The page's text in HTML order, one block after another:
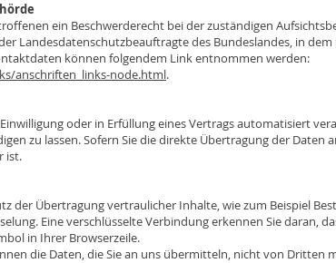
ein Beschwerderecht bei der zuständigen
Landesdatenschutzbeauftragte des Bundeslandes, in
können folgendem Link entnommen werden:
anschriften_links-node.html.
oder in Erfüllung eines Vertrags automatisiert
zu lassen. Sofern Sie die direkte Übertragung der Daten
ist.
der Übertragung vertraulicher Inhalte, wie zum Beispiel
Eine verschlüsselte Verbindung erkennen Sie daran,
in Ihrer Browserzeile.
die Daten, die Sie an uns übermitteln, nicht von Dritten